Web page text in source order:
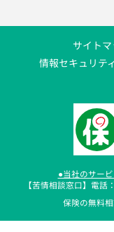
サイト
情報セキュリテ
●当社のサー
【苦情相談窓口】電話
保険の無料